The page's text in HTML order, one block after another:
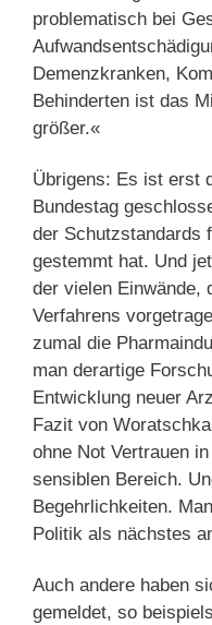
problematisch bei
Demenzkranken,
Behinderten ist das
größer.«
Übrigens: Es ist erst
Bundestag
der Schutzstandards
gestemmt hat. Und
der vielen Einwände,
Verfahrens
zumal die
man derartige
Entwicklung neuer
Fazit von
ohne Not Vertrauen
sensiblen Bereich.
Begehrlichkeiten.
Politik als nächstes
Auch andere haben
gemeldet, so